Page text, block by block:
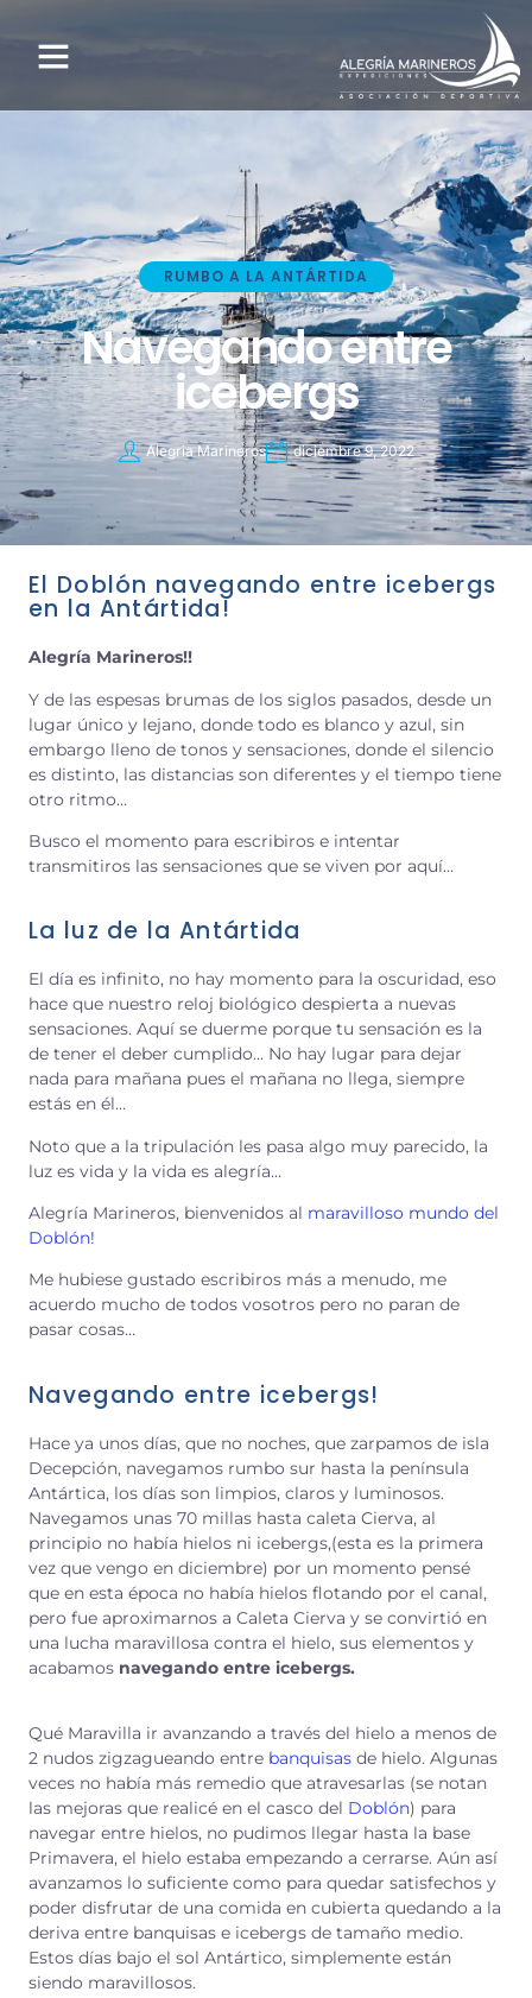
RUMBO A LA ANTÁRTIDA
Navegando entre
icebergs
Alegria Marineros diciembre 9, 2022
El Doblón navegando entre icebergs
en la Antártida!
Alegría Marineros!!
Y de las espesas brumas de los siglos pasados, desde un
lugar único y lejano, donde todo es blanco y azul, sin
embargo lleno de tonos y sensaciones, donde el silencio
es distinto, las distancias son diferentes y el tiempo tiene
otro ritmo…
Busco el momento para escribiros e intentar
transmitiros las sensaciones que se viven por aquí…
La luz de la Antártida
El día es infinito, no hay momento para la oscuridad, eso
hace que nuestro reloj biológico despierta a nuevas
sensaciones. Aquí se duerme porque tu sensación es la
de tener el deber cumplido… No hay lugar para dejar
nada para mañana pues el mañana no llega, siempre
estás en él…
Noto que a la tripulación les pasa algo muy parecido, la
luz es vida y la vida es alegría…
Alegría Marineros, bienvenidos al maravilloso mundo del
Doblón!
Me hubiese gustado escribiros más a menudo, me
acuerdo mucho de todos vosotros pero no paran de
pasar cosas…
Navegando entre icebergs!
Hace ya unos días, que no noches, que zarpamos de isla
Decepción, navegamos rumbo sur hasta la península
Antártica, los días son limpios, claros y luminosos.
Navegamos unas 70 millas hasta caleta Cierva, al
principio no había hielos ni icebergs,(esta es la primera
vez que vengo en diciembre) por un momento pensé
que en esta época no había hielos flotando por el canal,
pero fue aproximarnos a Caleta Cierva y se convirtió en
una lucha maravillosa contra el hielo, sus elementos y
acabamos navegando entre icebergs.
Qué Maravilla ir avanzando a través del hielo a menos de
2 nudos zigzagueando entre banquisas de hielo. Algunas
veces no había más remedio que atravesarlas (se notan
las mejoras que realicé en el casco del Doblón) para
navegar entre hielos, no pudimos llegar hasta la base
Primavera, el hielo estaba empezando a cerrarse. Aún así
avanzamos lo suficiente como para quedar satisfechos y
poder disfrutar de una comida en cubierta quedando a la
deriva entre banquisas e icebergs de tamaño medio.
Estos días bajo el sol Antártico, simplemente están
siendo maravillosos.